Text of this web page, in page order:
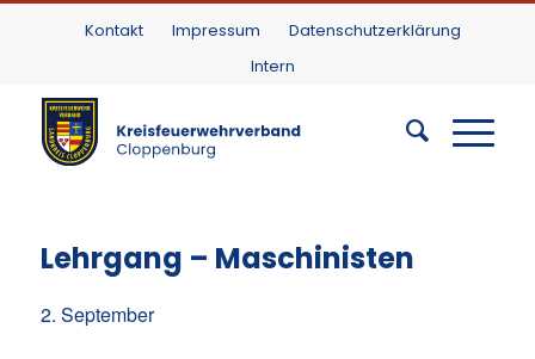
Kontakt Impressum
Datenschutzerklärung
Intern
Lehrgang – Maschinisten
2. September